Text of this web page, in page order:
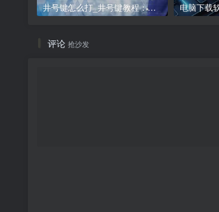
井号键怎么打_井号键教程：打出#的方法
评论 抢沙发